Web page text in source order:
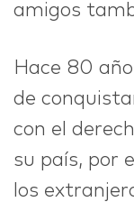
amigos
Hace 80
de
con el
su país, por
los